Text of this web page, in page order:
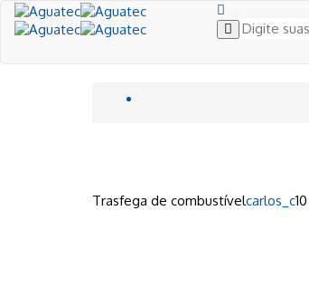
Trasfega de combustívelcarlos_c